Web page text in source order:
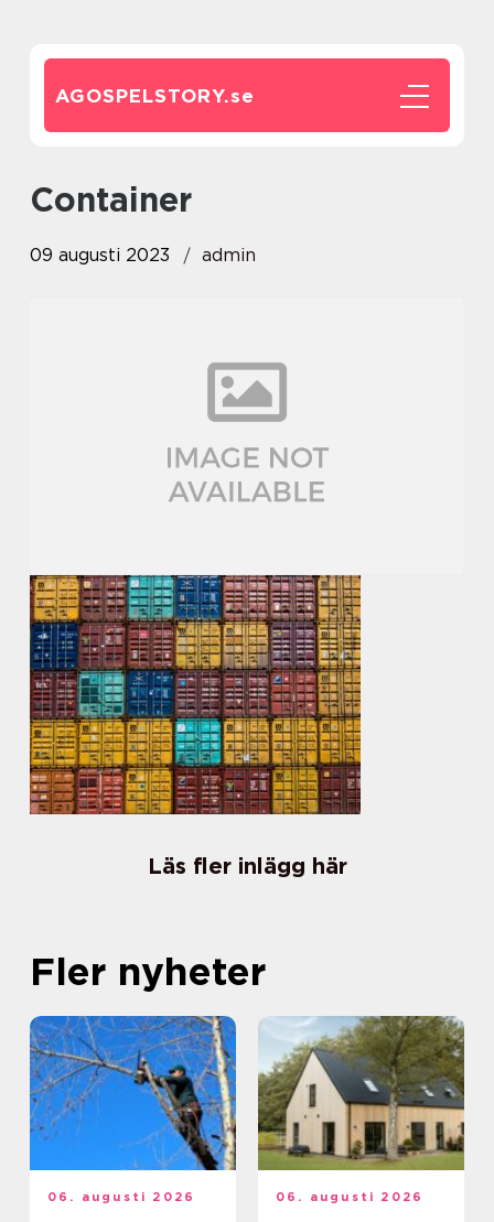
AGOSPELSTORY.se
container
09 augusti 2023 admin
Läs fler inlägg här
Fler nyheter
06. augusti 2026 06. augusti 2026